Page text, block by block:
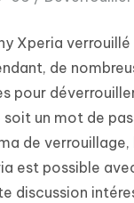
Xperia
de
pour
soit un mot de
de
est possible
discussion